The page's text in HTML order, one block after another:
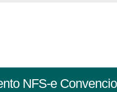
NFS-e